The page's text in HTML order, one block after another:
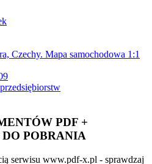
Czechy. Mapa samochodowa 1:1
PDF +
POBRANIA
serwisu www.pdf-x.pl - sprawdzaj